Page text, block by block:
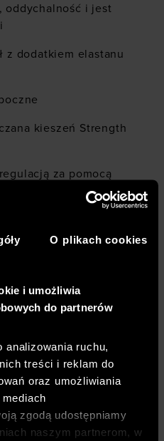
O plikach cookies
i umożliwia
do partnerów
analizowania ruchu,
treści i reklam do
oraz umożliwiania
zgodą udostępniamy
naszym partnerom, w
oddychalność i jest
z dodatkiem elastanu
kieszeń Strength
za pomocą
spodenki